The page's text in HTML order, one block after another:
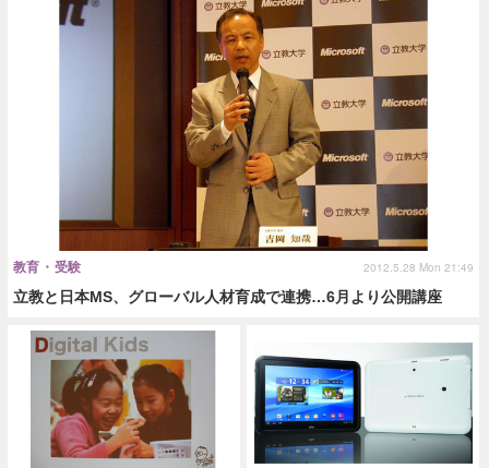
立教と日本MS、グローバル人材育成で連携…6月より公開講座
教育・受験 2012.5.28 Mon 21:49